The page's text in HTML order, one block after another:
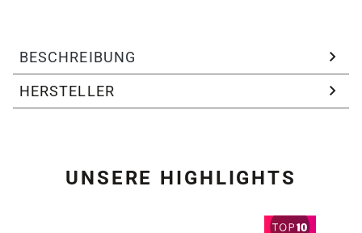
BESCHREIBUNG
HERSTELLER
UNSERE HIGHLIGHTS